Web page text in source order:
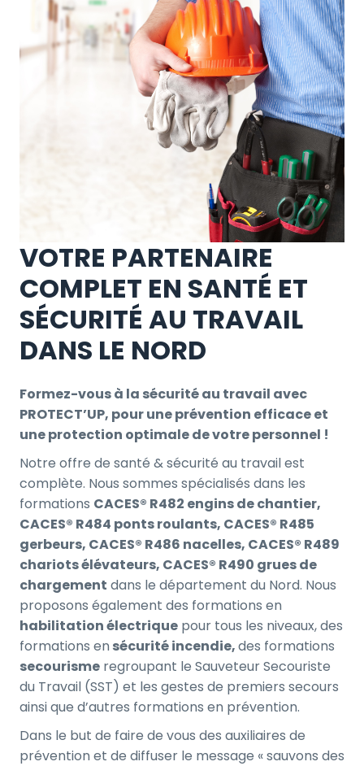
VOTRE PARTENAIRE
COMPLET EN SANTÉ ET
SÉCURITÉ AU TRAVAIL
DANS LE NORD
Formez-vous à la sécurité au travail avec
PROTECT’UP, pour une prévention efficace et
une protection optimale de votre personnel !
Notre offre de santé & sécurité au travail est
complète. Nous sommes spécialisés dans les
formations CACES® R482 engins de chantier,
CACES® R484 ponts roulants, CACES® R485
gerbeurs, CACES® R486 nacelles, CACES® R489
chariots élévateurs, CACES® R490 grues de
chargement dans le département du Nord. Nous
proposons également des formations en
habilitation électrique pour tous les niveaux, des
formations en sécurité incendie,des formations
secourisme regroupant le Sauveteur Secouriste
du Travail (SST) et les gestes de premiers secours
ainsi que d’autres formations en prévention.
Dans le but de faire de vous des auxiliaires de
prévention et de diffuser le message « sauvons des